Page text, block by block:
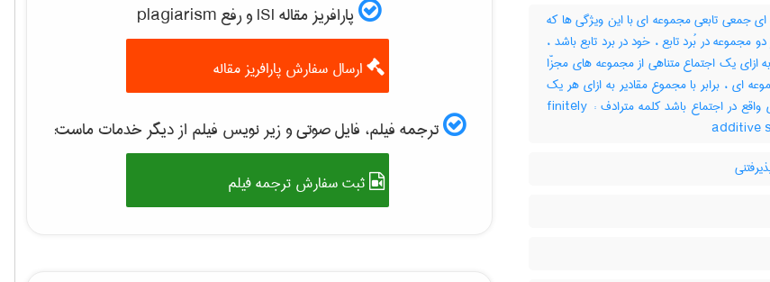
جمعی تابعی مجموعه ای با این ویژگی ها که
دو مجموعه در بُرد تابع ، خود در برد تابع باشد ،
به ازای یک اجتماع متناهی از مجموعه های مجزّا
ای ، برابر با مجموع مقادیر به ازای هر یک
از مجموعه های واقع در اجتماع باشد کلمه مترادف : finitely
additive
پارافریز مقاله ISI و رفع plagiarism
ارسال سفارش پارافریز مقاله
ترجمه فیلم، فایل صوتی و زیر نویس فیلم از دیگر خدمات ماست:
ثبت سفارش ترجمه فیلم